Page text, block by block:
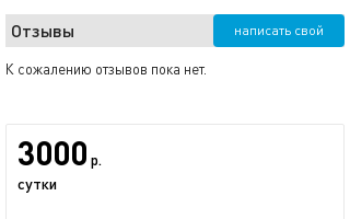
Отзывы написать свой
К сожалению отзывов пока нет.
3000 р.
сутки